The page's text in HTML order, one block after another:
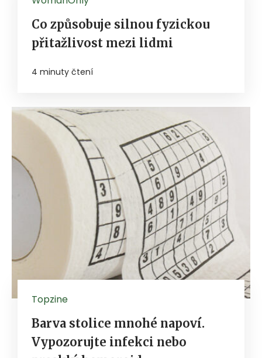
Co způsobuje silnou fyzickou
přitažlivost mezi lidmi
4 minuty čtení
Topzine
Barva stolice mnohé napoví.
Vypozorujte infekci nebo